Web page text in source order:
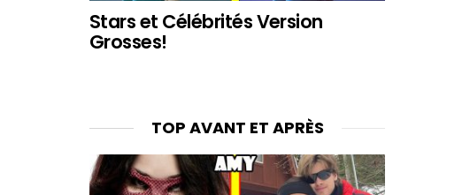
Stars et Célébrités Version
Grosses!
TOP AVANT ET APRÈS